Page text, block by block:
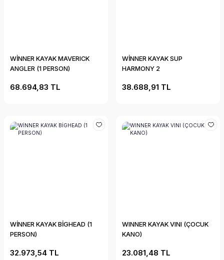
WİNNER KAYAK MAVERICK
ANGLER (1 PERSON)
68.694,83 TL
WİNNER KAYAK SUP
HARMONY 2
38.688,91 TL
WİNNER KAYAK BİGHEAD (1
PERSON)
32.973,54 TL
WINNER KAYAK VINI (ÇOCUK
KANO)
23.081,48 TL